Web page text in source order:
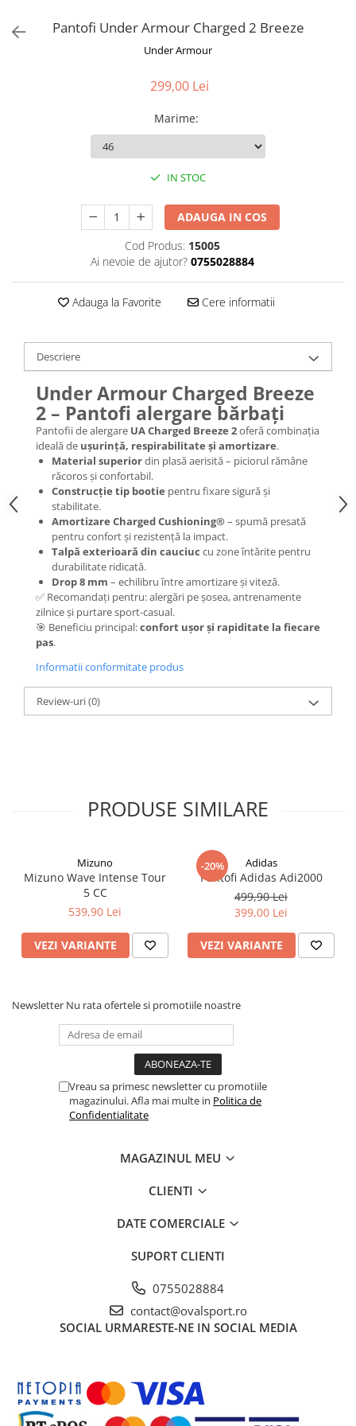
Pantofi Under Armour Charged 2 Breeze
Under Armour
299,00 Lei
Marime:
IN STOC
ADAUGA IN COS
Cod Produs: 15005
Ai nevoie de ajutor? 0755028884
Adauga la Favorite Cere informatii
Descriere
Under Armour Charged Breeze
2 – Pantofi alergare bărbați
Pantofii de alergare UA Charged Breeze 2oferă combinația
ideală de ușurință, respirabilitate și amortizare.
Material superiordin plasă aerisită – piciorul rămâne
răcoros și confortabil.
Construcție tip bootie pentru fixare sigură și
stabilitate.
Amortizare Charged Cushioning®– spumă presată
pentru confort și rezistență la impact.
Talpă exterioară din cauciuc cu zone întărite pentru
durabilitate ridicată.
Drop 8 mm – echilibru între amortizare și viteză.
✅ Recomandați pentru: alergări pe șosea, antrenamente
zilnice și purtare sport-casual.
🎯 Beneficiu principal:confort ușor și rapiditate la fiecare
pas.
Informatii conformitate produs
Review-uri(0)
PRODUSE SIMILARE
Mizuno
Mizuno Wave Intense Tour
5 CC
539,90 Lei
VEZI VARIANTE
-20% Adidas
Pantofi Adidas Adi2000
499,90 Lei
399,00 Lei
VEZI VARIANTE
Newsletter Nu rata ofertele si promotiile noastre
Vreau sa primesc newsletter cu promotiile
magazinului. Afla mai multe in Politica de
Confidentialitate
MAGAZINUL MEU
CLIENTI
DATE COMERCIALE
SUPORT CLIENTI
0755028884
contact@ovalsport.ro
SOCIAL URMARESTE-NE IN SOCIAL MEDIA